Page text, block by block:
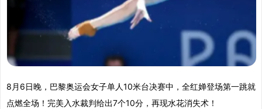
8月6日晚，巴黎奥运会女子单人10米台决赛中，全红婵登场第一跳就
点燃全场！完美入水裁判给出7个10分，再现水花消失术！